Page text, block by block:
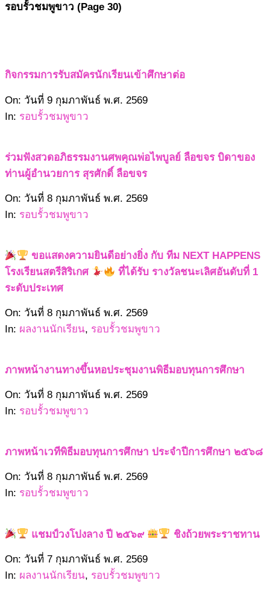
รอบรั้วชมพูขาว (Page 30)
กิจกรรมการรับสมัครนักเรียนเข้าศึกษาต่อ
2569-
02-
On: วันที่ 9 กุมภาพันธ์ พ.ศ. 2569
In: รอบรั้วชมพูขาว
ร่วมฟังสวดอภิธรรมงานศพคุณพ่อไพบูลย์ ลือขจร บิดาของ
ท่านผู้อำนวยการ สุรศักดิ์ ลือขจร
2569-
02-
On: วันที่ 8 กุมภาพันธ์ พ.ศ. 2569
In: รอบรั้วชมพูขาว
ขอแสดงความยินดีอย่างยิ่ง กับ ทีม NEXT HAPPENS
โรงเรียนสตรีสิริเกศ
ที่ได้รับ รางวัลชนะเลิศอันดับที่ 1
ระดับประเทศ
2569-
02-
On: วันที่ 8 กุมภาพันธ์ พ.ศ. 2569
In: ผลงานนักเรียน, รอบรั้วชมพูขาว
ภาพหน้างานทางขึ้นหอประชุมงานพิธีมอบทุนการศึกษา
2569-
02-
On: วันที่ 8 กุมภาพันธ์ พ.ศ. 2569
In: รอบรั้วชมพูขาว
ภาพหน้าเวทีพิธีมอบทุนการศึกษา ประจำปีการศึกษา ๒๕๖๘
2569-
02-
On: วันที่ 8 กุมภาพันธ์ พ.ศ. 2569
In: รอบรั้วชมพูขาว
แชมป์วงโปงลาง ปี ๒๕๖๙ ชิงถ้วยพระราชทาน
2569-
02-
On: วันที่ 7 กุมภาพันธ์ พ.ศ. 2569
In: ผลงานนักเรียน, รอบรั้วชมพูขาว